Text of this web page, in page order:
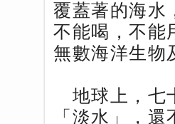
覆蓋著的海水
不能喝，不能
無數海洋生物
地球上，七
「淡水」，